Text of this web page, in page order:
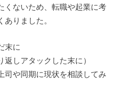
くないため、転職や起業に考
ありました。
末に
返しアタックした末に）
司や同期に現状を相談してみ